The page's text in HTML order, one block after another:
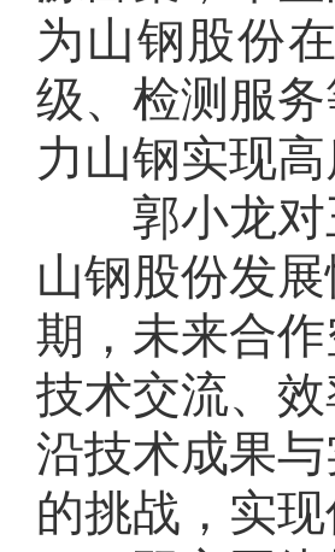
为山钢股份
级、检测服
力山钢实现
郭小龙
山钢股份发
期，未来合
技术交流、
沿技术成果
的挑战，实